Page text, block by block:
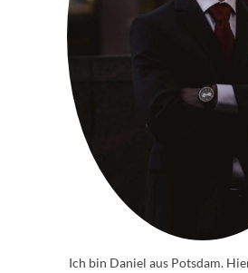
Ich bin Daniel aus Potsdam.